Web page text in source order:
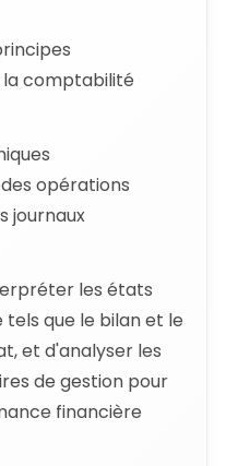
comptabilité
opérations
journaux
les états
que le bilan et le
et d'analyser les
de gestion pour
financière